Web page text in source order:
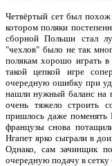
Четвёртый сет был
котором поляки
сборной Польши стал
"чехлов" было не так
полякам хорошо играть в
такой цепкой игре
очередную ошибку при
нашли нужный баланс на
очень тяжело строить
пришлось даже
французы снова
Нгапет ярко сыграли в
Однако, сам зачинщик
очередную подачу в сетку